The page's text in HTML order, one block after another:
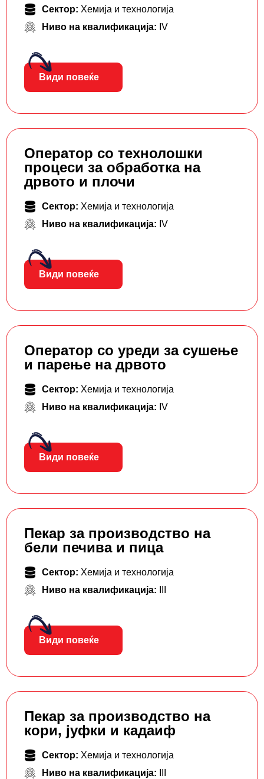
Сектор: Хемија и технологија
Ниво на квалификација: IV
Види повеќе
Оператор со технолошки
процеси за обработка на
дрвото и плочи
Сектор: Хемија и технологија
Ниво на квалификација: IV
Види повеќе
Оператор со уреди за сушење
и парење на дрвото
Сектор: Хемија и технологија
Ниво на квалификација: IV
Види повеќе
Пекар за производство на
бели печива и пица
Сектор: Хемија и технологија
Ниво на квалификација:
Види повеќе
Пекар за производство на
кори, јуфки и кадаиф
Сектор: Хемија и технологија
Ниво на квалификација: